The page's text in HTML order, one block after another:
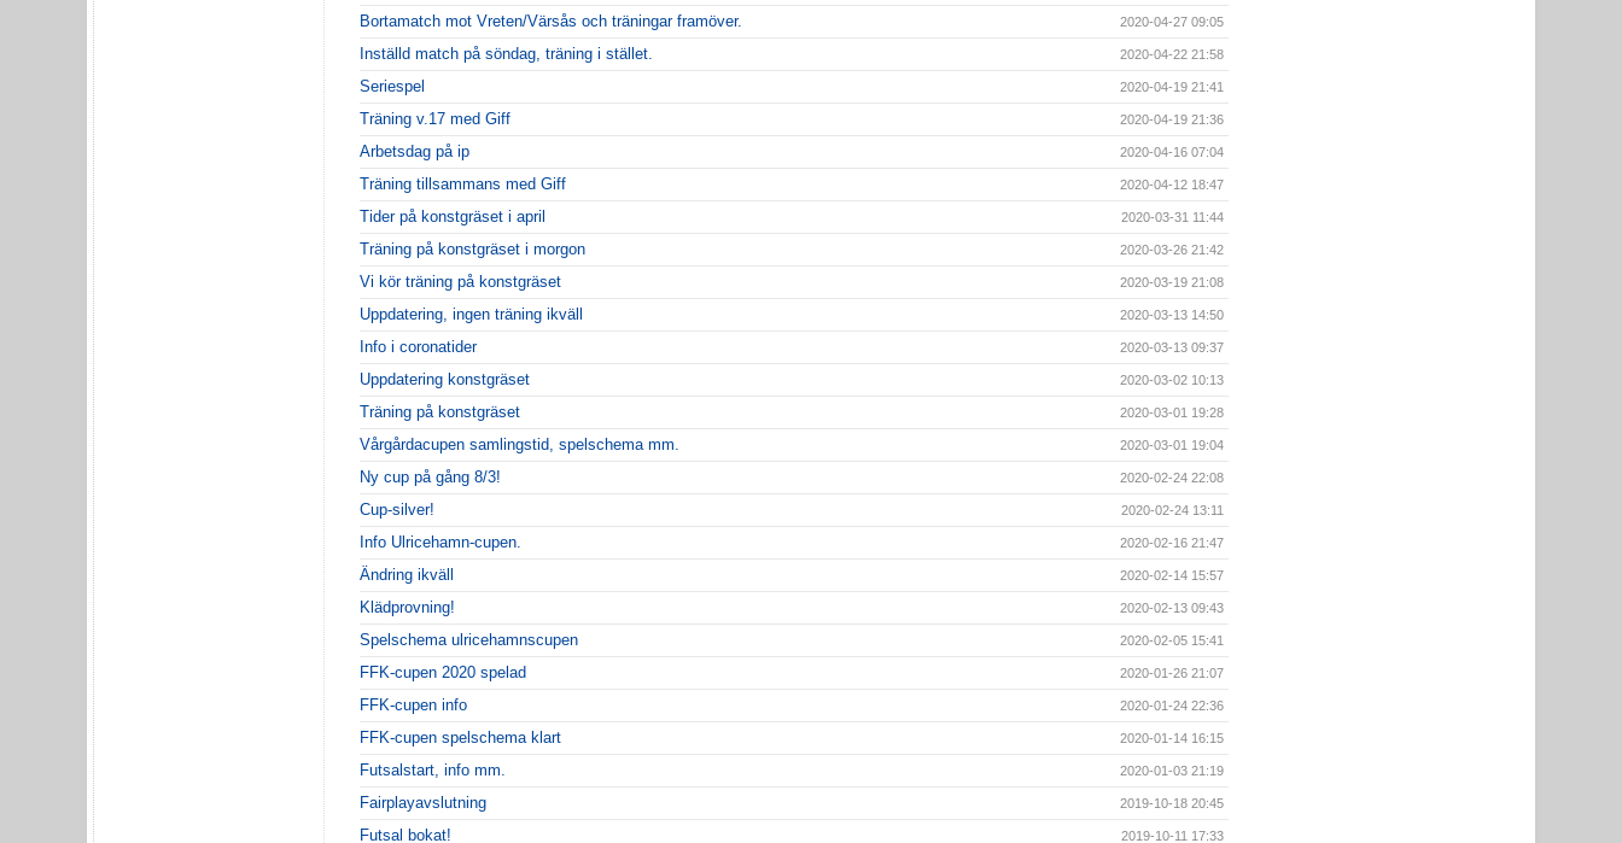
Bortamatch mot Vreten/Värsås och träningar framöver. 2020-04-27 09:05
Inställd match på söndag, träning i stället. 2020-04-22 21:58
Seriespel 2020-04-19 21:41
Träning v.17 med Giff 2020-04-19 21:36
Arbetsdag på ip 2020-04-16 07:04
Träning tillsammans med Giff 2020-04-12 18:47
Tider på konstgräset i april 2020-03-31 11:44
Träning på konstgräset i morgon 2020-03-26 21:42
Vi kör träning på konstgräset 2020-03-19 21:08
Uppdatering, ingen träning ikväll 2020-03-13 14:50
Info i coronatider 2020-03-13 09:37
Uppdatering konstgräset 2020-03-02 10:13
Träning på konstgräset 2020-03-01 19:28
Vårgårdacupen samlingstid, spelschema mm. 2020-03-01 19:04
Ny cup på gång 8/3! 2020-02-24 22:08
Cup-silver! 2020-02-24 13:11
Info Ulricehamn-cupen. 2020-02-16 21:47
Ändring ikväll 2020-02-14 15:57
Klädprovning! 2020-02-13 09:43
Spelschema ulricehamnscupen 2020-02-05 15:41
FFK-cupen 2020 spelad 2020-01-26 21:07
FFK-cupen info 2020-01-24 22:36
FFK-cupen spelschema klart 2020-01-14 16:15
Futsalstart, info mm. 2020-01-03 21:19
Fairplayavslutning 2019-10-18 20:45
Futsal bokat! 2019-10-11 17:33